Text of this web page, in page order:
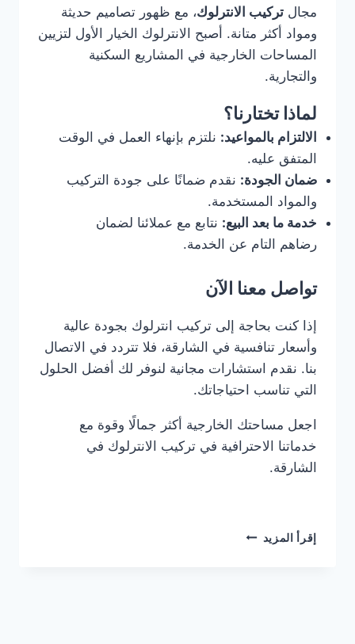
مجال تركيب الانترلوك، مع ظهور تصاميم حديثة
ومواد أكثر متانة. أصبح الانترلوك الخيار الأول لتزيين
المساحات الخارجية في المشاريع السكنية
والتجارية.
لماذا تختارنا؟
الالتزام بالمواعيد: نلتزم بإنهاء العمل في الوقت
المتفق عليه.
ضمان الجودة: نقدم ضمانًا على جودة التركيب
والمواد المستخدمة.
خدمة ما بعد البيع: نتابع مع عملائنا لضمان
رضاهم التام عن الخدمة.
تواصل معنا الآن
إذا كنت بحاجة إلى تركيب انترلوك بجودة عالية
وأسعار تنافسية في الشارقة، فلا تتردد في الاتصال
بنا. نقدم استشارات مجانية لنوفر لك أفضل الحلول
التي تناسب احتياجاتك.
اجعل مساحتك الخارجية أكثر جمالًا وقوة مع
خدماتنا الاحترافية في تركيب الانترلوك في
الشارقة.
إقرأ المزيد شركة